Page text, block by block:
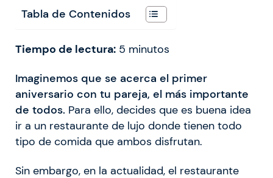
Tabla de Contenidos
Tiempo de lectura: 5 minutos
Imaginemos que se acerca el primer
aniversario con tu pareja, el más importante
de todos. Para ello, decides que es buena idea
ir a un restaurante de lujo donde tienen todo
tipo de comida que ambos disfrutan.
Sin embargo, en la actualidad, el restaurante